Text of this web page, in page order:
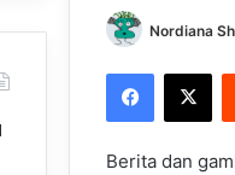
Nordiana
Berita dan